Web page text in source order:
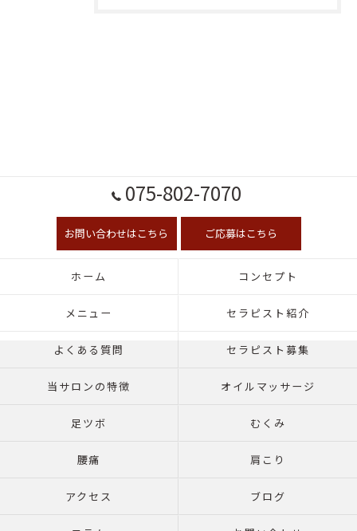
075-802-7070
お問い合わせはこちら ご応募はこちら
ホーム コンセプト
メニュー セラピスト紹介
よくある質問 セラピスト募集
当サロンの特徴 オイルマッサージ
足ツボ むくみ
腰痛 肩こり
アクセス ブログ